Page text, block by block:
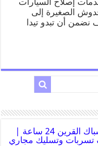
الصغيرة إلى
نضمن أن تبدو تيدا
رقم فني صحي سباك القرين 24 ساعة |